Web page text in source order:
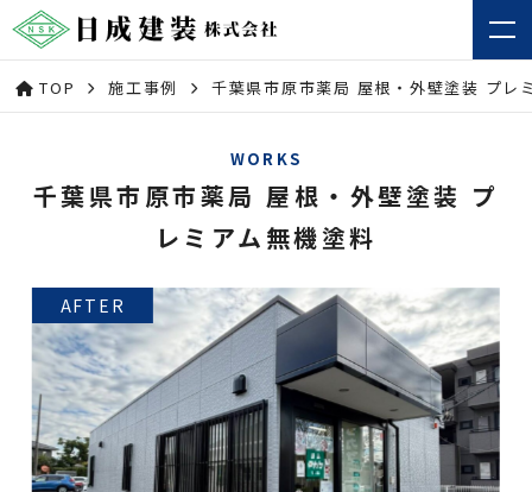
TOP 施工事例 千葉県市原市薬局 屋根・外壁塗装 プレ
WORKS
千葉県市原市薬局 屋根・外壁塗装 プ
レミアム無機塗料